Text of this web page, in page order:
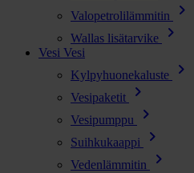
Valopetrolilämmitin chevron_right
Wallas lisätarvike chevron_right
Vesi Vesi
Kylpyhuonekaluste
chevron_right
Vesipaketit chevron_right
Vesipumppu chevron_right
Suihkukaappi chevron_right
Vedenlämmitin chevron_right